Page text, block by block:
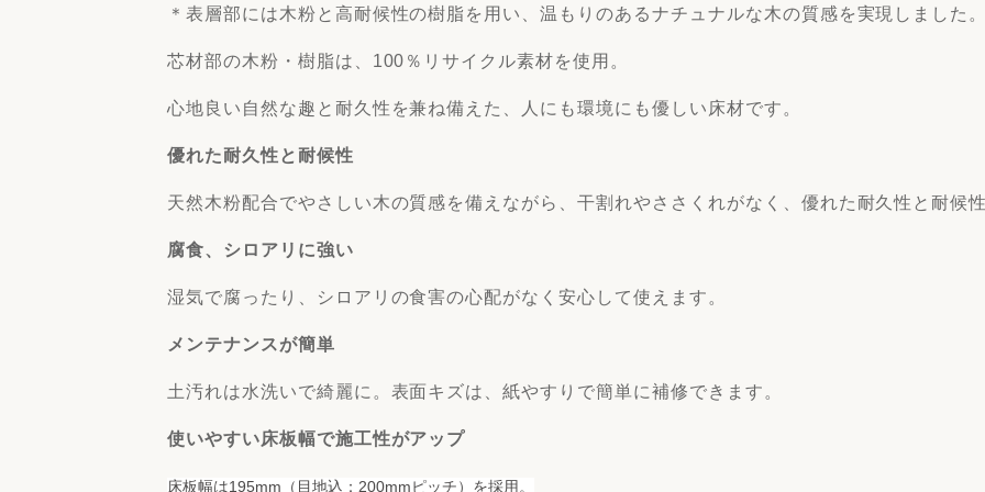
＊表層部には木粉と高耐候性の樹脂を用い、温もりのあるナチュナルな木の質感を実現しました。
芯材部の木粉・樹脂は、100％リサイクル素材を使用。
心地良い自然な趣と耐久性を兼ね備えた、人にも環境にも優しい床材です。
優れた耐久性と耐候性
天然木粉配合でやさしい木の質感を備えながら、干割れやささくれがなく、優れた耐久性と耐候
腐食、シロアリに強い
湿気で腐ったり、シロアリの食害の心配がなく安心して使えます。
メンテナンスが簡単
土汚れは水洗いで綺麗に。表面キズは、紙やすりで簡単に補修できます。
使いやすい床板幅で施工性がアップ
床板幅は195mm（目地込：200mmピッチ）を採用。